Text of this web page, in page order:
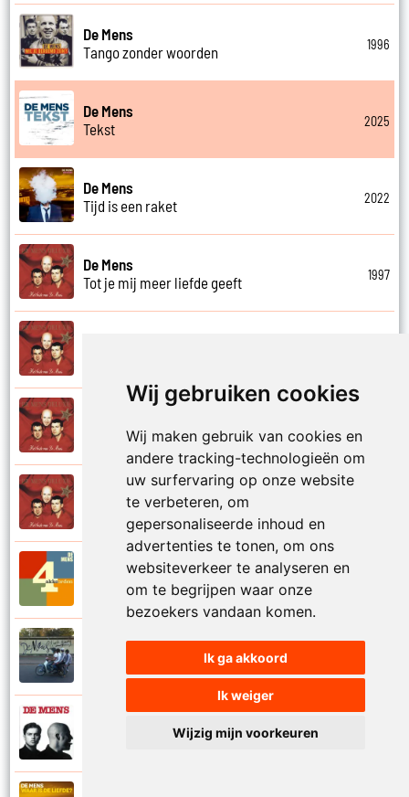
Wij gebruiken cookies
Wij maken gebruik van cookies en
andere tracking-technologieën om
uw surfervaring op onze website
te verbeteren, om
gepersonaliseerde inhoud en
advertenties te tonen, om ons
websiteverkeer te analyseren en
om te begrijpen waar onze
bezoekers vandaan komen.
Ik ga akkoord
Ik weiger
Wijzig mijn voorkeuren
De Mens
Tango zonder woorden
1996
De Mens
Tekst
2025
De Mens
Tijd is een raket
2022
De Mens
Tot je mij meer liefde geeft
1997
Val niet in liefde I
De Mens
Val niet in liefde II
De Mens
Vier akkoorden
De Mens
Vrijheid die niet eenzaam is